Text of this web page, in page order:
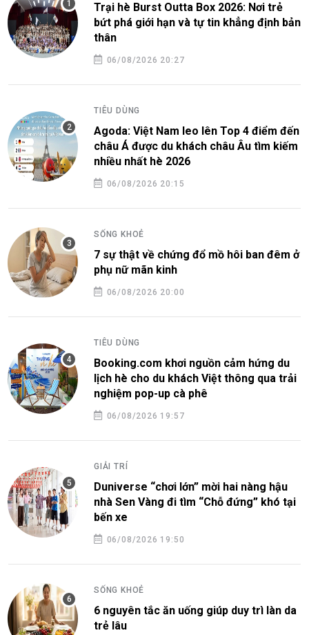
Trại hè Burst Outta Box 2026: Nơi trẻ
bứt phá giới hạn và tự tin khẳng định bản
thân
06/08/2026 20:27
TIÊU DÙNG
Agoda: Việt Nam leo lên Top 4 điểm đến
châu Á được du khách châu Âu tìm kiếm
nhiều nhất hè 2026
06/08/2026 20:15
SỐNG KHOẺ
7 sự thật về chứng đổ mồ hôi ban đêm ở
phụ nữ mãn kinh
06/08/2026 20:00
TIÊU DÙNG
Booking.com khơi nguồn cảm hứng du
lịch hè cho du khách Việt thông qua trải
nghiệm pop-up cà phê
06/08/2026 19:57
GIẢI TRÍ
Duniverse “chơi lớn” mời hai nàng hậu
nhà Sen Vàng đi tìm “Chỗ đứng” khó tại
bến xe
06/08/2026 19:50
SỐNG KHOẺ
6 nguyên tắc ăn uống giúp duy trì làn da
trẻ lâu